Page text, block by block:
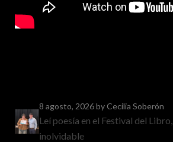
8 agosto, 2026by Cecilia Soberón
Leí poesía en el Festival del
inolvidable